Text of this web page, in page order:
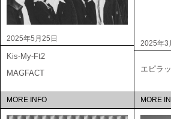
2025年5月25日
Kis-My-Ft2
MAGFACT
MORE INFO
2025年3
エピラ
MORE